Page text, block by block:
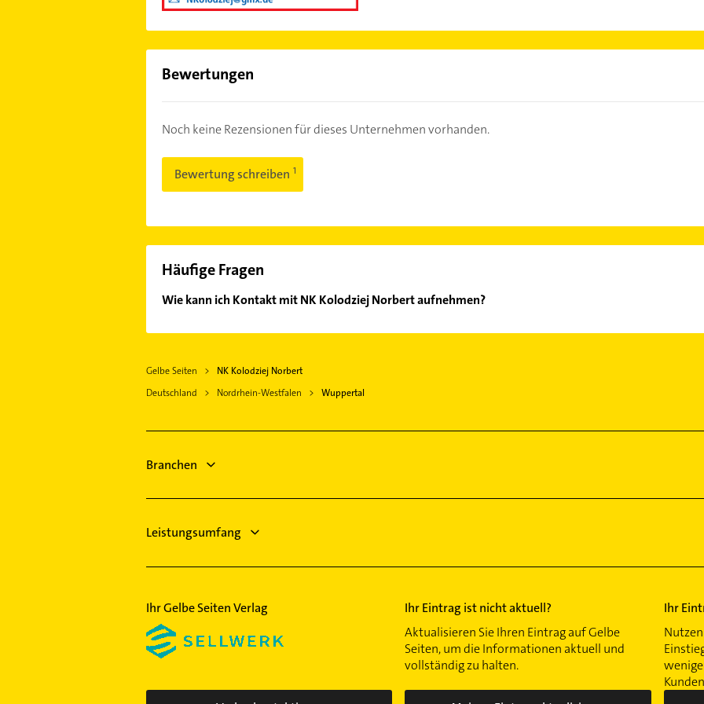
Bewertungen
Noch keine Rezensionen für dieses Unternehmen vorhanden.
Bewertung schreiben
Häufige Fragen
Wie kann ich Kontakt mit NK Kolodziej Norbert aufnehmen?
Gelbe Seiten
NK Kolodziej Norbert
Deutschland
Nordrhein-Westfalen Wuppertal
Branchen
Leistungsumfang
Ihr Gelbe Seiten Verlag
Ihr Eintrag ist nicht aktuell?
Aktualisieren Sie Ihren Eintrag auf Gelbe
Seiten, um die Informationen aktuell und
vollständig zu halten.
Ihr